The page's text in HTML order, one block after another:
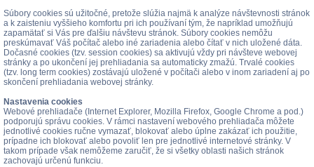
ť
Súbory cookies sú užitočné, pretože slúžia najmä k analýze návštevnosti stránok
a k zaisteniu vyššieho komfortu pri ich používaní tým, že napríklad umožňujú
zapamätať si Vás pre ďalšiu návštevu stránok. Súbory cookies nemôžu
preskúmavať Váš počítač alebo iné zariadenia alebo čítať v nich uložené dáta.
Dočasné cookies (tzv. session cookies) sa aktivujú vždy pri návšteve webovej
stránky a po ukončení jej prehliadania sa automaticky zmažú. Trvalé cookies
(tzv. long term cookies) zostávajú uložené v počítači alebo v inom zariadení aj po
skončení prehliadania webovej stránky.
Nastavenia cookies
Webové prehliadače (Internet Explorer, Mozilla Firefox, Google Chrome a pod.)
podporujú správu cookies. V rámci nastavení webového prehliadača môžete
jednotlivé cookies ručne vymazať, blokovať alebo úplne zakázať ich použitie,
prípadne ich blokovať alebo povoliť len pre jednotlivé internetové stránky. V
takom prípade však nemôžeme zaručiť, že si všetky oblasti našich stránok
zachovajú určenú funkciu.